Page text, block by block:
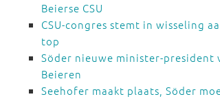
Beierse CSU
CSU-congres stemt in wisseling
top
Söder nieuwe minister-president
Beieren
Seehofer maakt plaats, Söder